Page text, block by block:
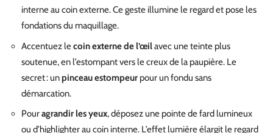
interne au coin externe. Ce geste illumine le regard et pose les
fondations du maquillage.
Accentuez lecoin externe de l’œilavec une teinte plus
soutenue, en l’estompant vers le creux de la paupière. Le
secret : unpinceau estompeur pour un fondu sans
démarcation.
Pouragrandir les yeux, déposez une pointe de fard lumineux
ou d’highlighter au coin interne. L’effet lumière élargit le regard